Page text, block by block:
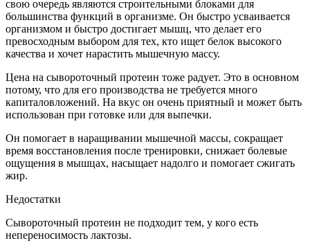
свою очередь являются строительными блоками для
большинства функций в организме. Он быстро усваивается
организмом и быстро достигает мышц, что делает его
превосходным выбором для тех, кто ищет белок высокого
качества и хочет нарастить мышечную массу.
Цена на сывороточный протеин тоже радует. Это в основном
потому, что для его производства не требуется много
капиталовложений. На вкус он очень приятный и может быть
использован при готовке или для выпечки.
Он помогает в наращивании мышечной массы, сокращает
время восстановления после тренировки, снижает болевые
ощущения в мышцах, насыщает надолго и помогает сжигать
жир.
Недостатки
Сывороточный протеин не подходит тем, у кого есть
непереносимость лактозы.